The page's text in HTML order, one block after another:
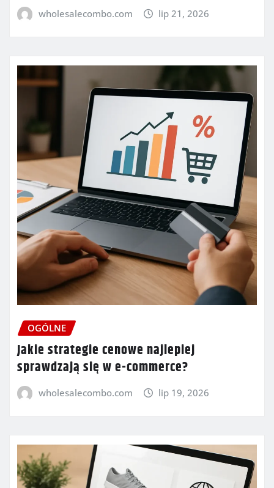
wholesalecombo.com lip 21, 2026
OGÓLNE
Jakie strategie cenowe najlepiej
sprawdzają się w e-commerce?
wholesalecombo.com lip 19, 2026